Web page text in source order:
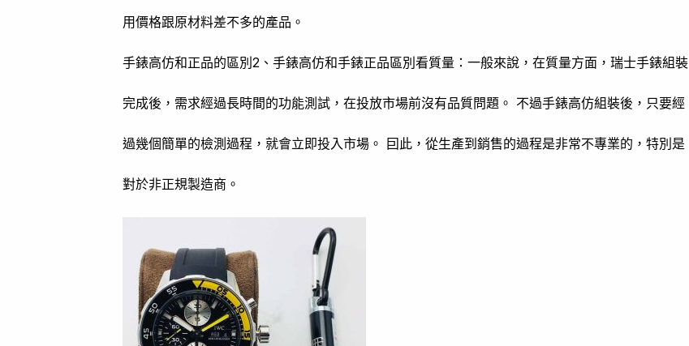
用價格跟原材料差不多的產品。
手錶高仿和正品的區別2、手錶高仿和手錶正品區別看質量：一般來說，在質量方面，瑞士手錶組裝
完成後，需求經過長時間的功能測試，在投放市場前沒有品質問題。 不過手錶高仿組裝後，只要經
過幾個簡單的檢測過程，就會立即投入市場。 囙此，從生產到銷售的過程是非常不專業的，特別是
對於非正規製造商。